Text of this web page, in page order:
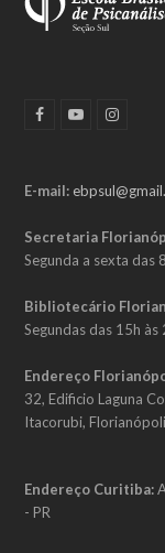
F
o
Y
u
b
I
a
g
a
m
E-mail:
Secretaria
Segunda a sexta das
Bibliotecário
Segundas das 15h
Endereço
32, Edificio Laguna
Itacorubi,
Endereço Curitiba:
- PR